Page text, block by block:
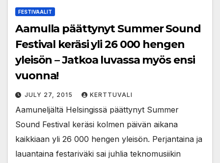
FESTIVAALIT
Aamulla päättynyt Summer Sound
Festival keräsi yli 26 000 hengen
yleisön – Jatkoa luvassa myös ensi
vuonna!
JULY 27, 2015 KERTTUVALI
Aamuneljältä Helsingissä päättynyt Summer
Sound Festival keräsi kolmen päivän aikana
kaikkiaan yli 26 000 hengen yleisön. Perjantaina ja
lauantaina festariväki sai juhlia teknomusiikin